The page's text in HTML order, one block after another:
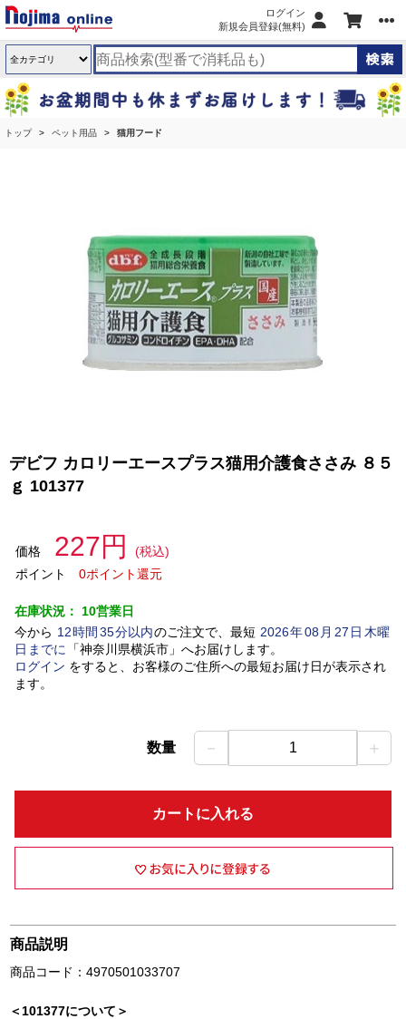
ログイン
新規会員登録(無料)
トップ ペット用品 猫用フード
デビフ カロリーエースプラス猫用介護食ささみ ８５
ｇ 101377
価格 227円
(税込)
ポイント
0ポイント還元
在庫状況： 10営業日
今から 12時間 35分以内のご注文で、最短 2026年08 月 27 日木曜
日 までに 「神奈川県横浜市」 へお届けします。
ログイン をすると、お客様のご住所への最短お届け日が表示され
ます。
数量 － 1 ＋
カートに入れる
商品説明
商品コード：4970501033707
＜101377について＞